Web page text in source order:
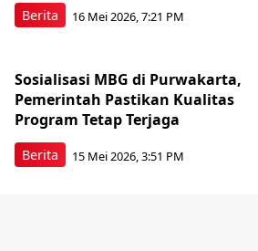
Berita 16 Mei 2026, 7:21 PM
Berita
Sosialisasi MBG di Purwakarta,
Pemerintah Pastikan Kualitas
Program Tetap Terjaga
15 Mei 2026, 3:51 PM